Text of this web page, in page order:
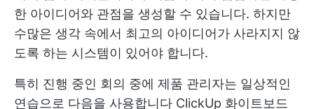
한 아이디어와 관점을 생성할 수 있습니다. 하지만
수많은 생각 속에서 최고의 아이디어가 사라지지 않
도록 하는 시스템이 있어야 합니다.
특히 진행 중인 회의 중에 제품 관리자는 일상적인
연습으로 다음을 사용합니다 ClickUp 화이트보드